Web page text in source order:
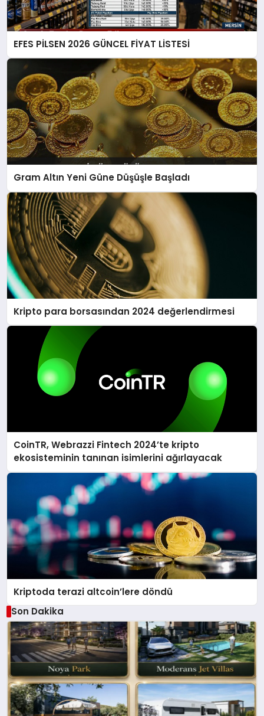
EFES PİLSEN 2026 GÜNCEL FİYAT LİSTESİ
Gram Altın Yeni Güne Düşüşle Başladı
Kripto para borsasından 2024 değerlendirmesi
CoinTR, Webrazzi Fintech 2024’te kripto
ekosisteminin tanınan isimlerini ağırlayacak
Kriptoda terazi altcoin’lere döndü
Son Dakika